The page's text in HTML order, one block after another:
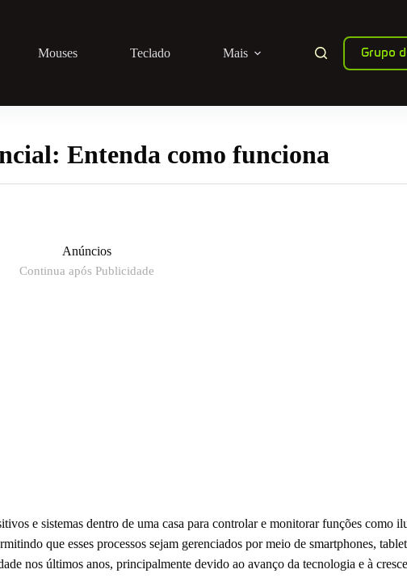
Mouses Teclado Mais Grupo
Entenda como funciona
Anúncios
Continua após Publicidade
e sistemas dentro de uma casa para controlar e monitorar funções como
que esses processos sejam gerenciados por meio de smartphones,
nos últimos anos, principalmente devido ao avanço da tecnologia e à